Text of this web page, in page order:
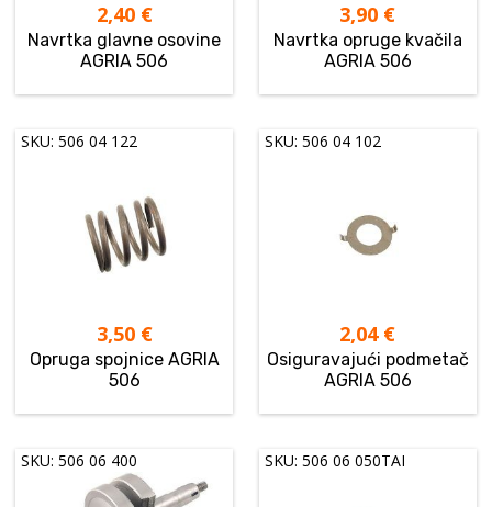
2,40 €
Navrtka glavne osovine
AGRIA 506
3,90 €
Navrtka opruge kvačila
AGRIA 506
SKU: 506 04 122
3,50 €
Opruga spojnice AGRIA
506
SKU: 506 04 102
2,04 €
Osiguravajući podmetač
AGRIA 506
SKU: 506 06 400 SKU: 506 06 050TAI